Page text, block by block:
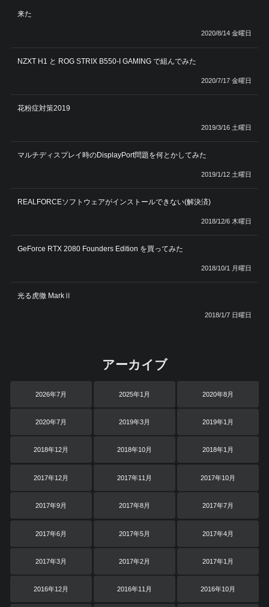
来た
2020/8/14 金曜日
NZXT H1 と ROG STRIX B550-I GAMING で組んでみた
2020/7/17 金曜日
花粉症対策2019
2019/3/16 土曜日
マルチディスプレイ時のDisplayPort問題を何とかしてみた
2019/1/12 土曜日
REALFORCEソフトウェアがインストールできない(解決済)
2018/12/6 木曜日
GeForce RTX 2080 Founders Edition を買ってみた
2018/10/1 月曜日
光る虎徹 MarkⅡ
2018/1/7 日曜日
アーカイブ
2026年7月 2025年1月 2020年8月
2020年7月 2019年3月 2019年1月
2018年12月 2018年10月 2018年1月
2017年12月 2017年11月 2017年10月
2017年9月 2017年8月 2017年7月
2017年6月 2017年5月 2017年4月
2017年3月 2017年2月 2017年1月
2016年12月 2016年11月 2016年10月